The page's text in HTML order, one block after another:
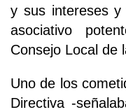
y sus intereses
asociativo
Consejo Local de
Uno de los
Directiva -